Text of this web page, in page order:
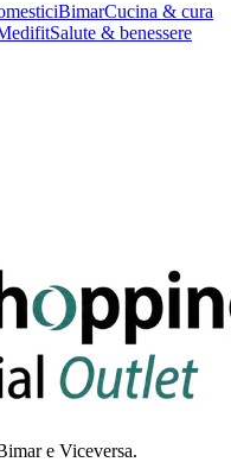
BimarCucina & cura
Salute & benessere
e Viceversa.